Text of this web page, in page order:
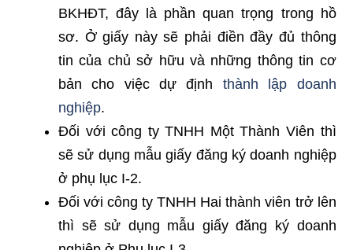
BKHĐT, đây là phần quan trọng trong hồ
sơ. Ở giấy này sẽ phải điền đầy đủ thông
tin của chủ sở hữu và những thông tin cơ
bản cho việc dự định thành lập doanh
nghiệp.
Đối với công ty TNHH Một Thành Viên thì
sẽ sử dụng mẫu giấy đăng ký doanh nghiệp
ở phụ lục I-2.
Đối với công ty TNHH Hai thành viên trở lên
thì sẽ sử dụng mẫu giấy đăng ký doanh